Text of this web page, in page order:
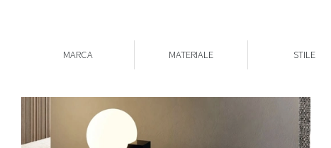
MARCA MATERIALE STILE